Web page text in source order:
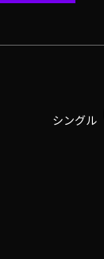
シングル